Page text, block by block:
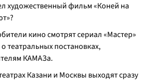
художественный фильм «Коней на
кино смотрят сериал «Мастер»
театральных постановках,
КАМАЗа.
Казани и Москвы выходят сразу